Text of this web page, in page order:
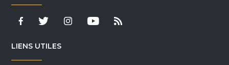
LIENS UTILES